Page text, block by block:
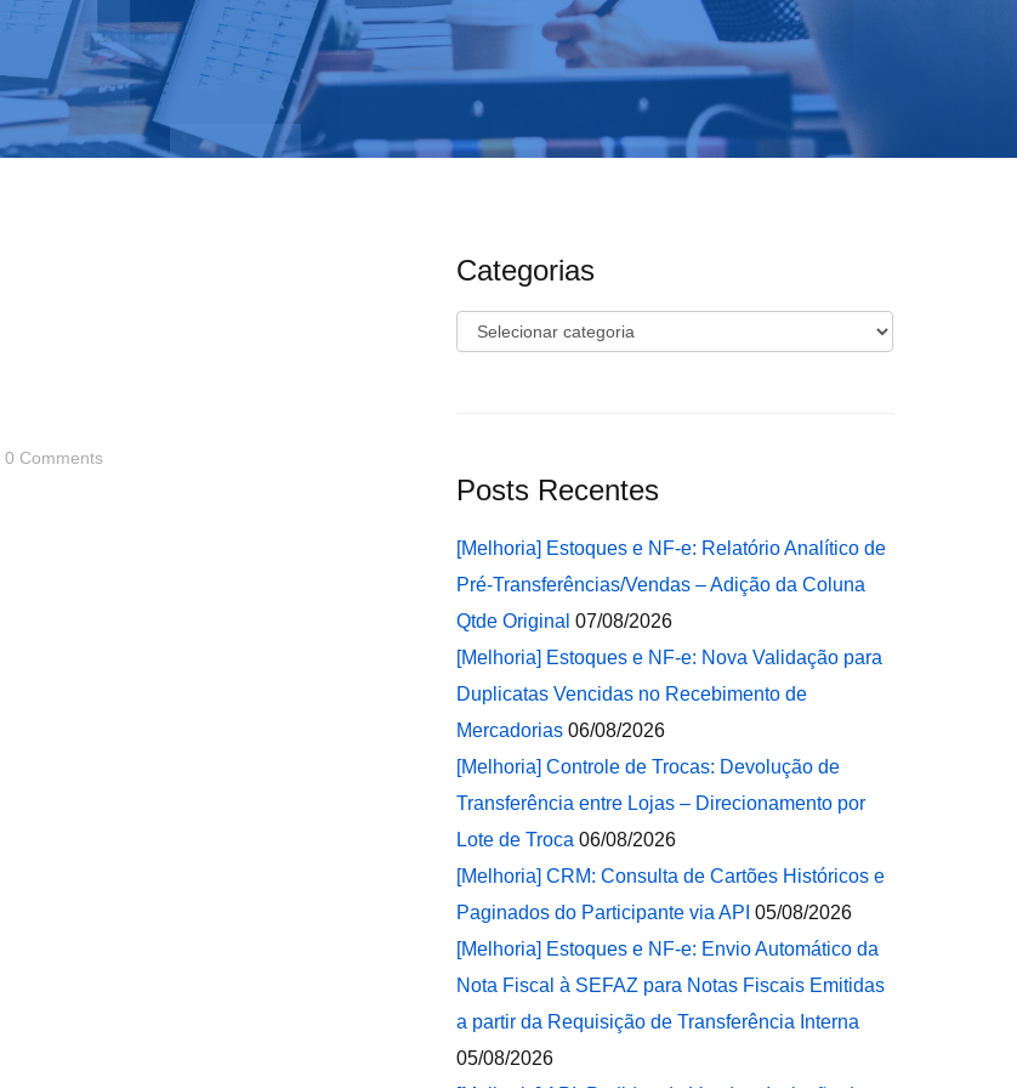
0 Comments
Categorias
Categorias
Posts Recentes
[Melhoria] Estoques e NF-e: Relatório Analítico de
Pré-Transferências/Vendas – Adição da Coluna
Qtde Original 07/08/2026
[Melhoria] Estoques e NF-e: Nova Validação para
Duplicatas Vencidas no Recebimento de
Mercadorias 06/08/2026
[Melhoria] Controle de Trocas: Devolução de
Transferência entre Lojas – Direcionamento por
Lote de Troca 06/08/2026
[Melhoria] CRM: Consulta de Cartões Históricos e
Paginados do Participante via API 05/08/2026
[Melhoria] Estoques e NF-e: Envio Automático da
Nota Fiscal à SEFAZ para Notas Fiscais Emitidas
a partir da Requisição de Transferência Interna
05/08/2026